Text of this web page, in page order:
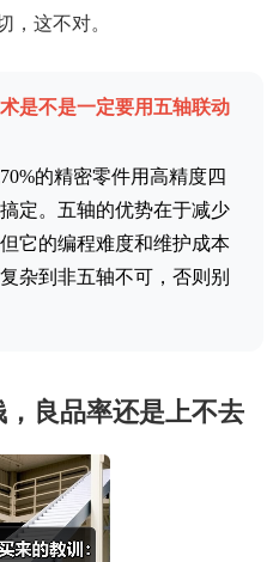
，这不对。
是不是一定要用五轴联动
的精密零件用高精度四
定。五轴的优势在于减少
它的编程难度和维护成本
杂到非五轴不可，否则别
良品率还是上不去